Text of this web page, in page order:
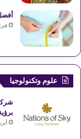
فبراير
علوم وتكنولوجيا
أبريل